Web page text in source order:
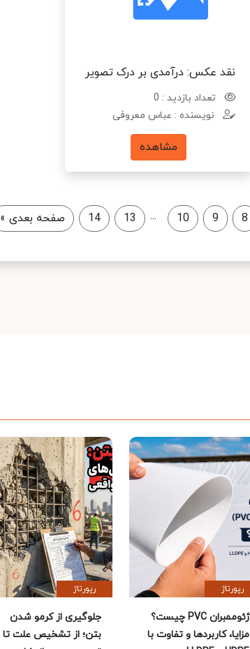
نقد عکس: درآمدی بر درک تصویر
تعداد بازدید : 0
نویسنده : عباس معروفی
مشاهده
8
9
10
...
13
14 صفحه بعدی »
رپورتاژ
ژئوممبران PVC چیست؟
مزایا، کاربردها و تفاوت با
رپورتاژ
جلوگیری از کرمو شدن
بتن؛ از تشخیص علت تا